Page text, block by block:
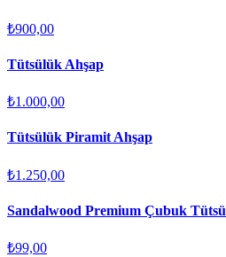
₺900,00
Tütsülük Ahşap
₺1.000,00
Tütsülük Piramit Ahşap
₺1.250,00
Sandalwood Premium Çubuk Tütsü
₺99,00